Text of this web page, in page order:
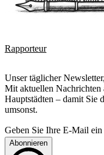
Rapporteur
Unser täglicher
Mit aktuellen Nachrichten
Hauptstädten – damit Sie
umsonst.
Geben Sie Ihre E-Mail ein
Abonnieren